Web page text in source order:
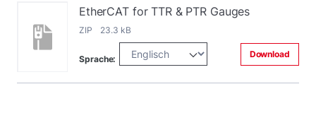
EtherCAT for TTR & PTR Gauges
ZIP 23.3 kB
Sprache: Download